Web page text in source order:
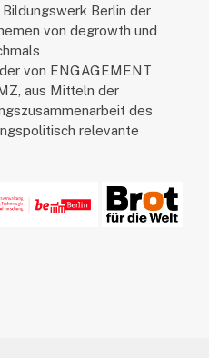
Berlin der
von degrowth und
von ENGAGEMENT
aus Mitteln der
des
relevante